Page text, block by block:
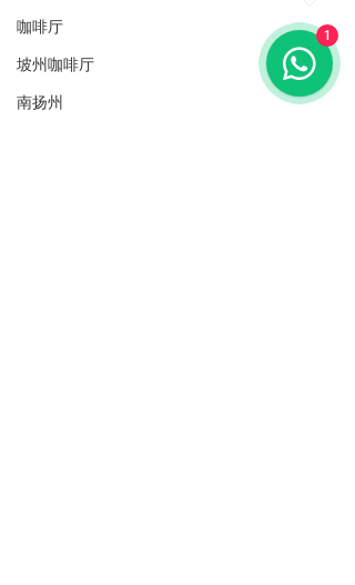
咖啡厅
坡州咖啡厅
南扬州
1